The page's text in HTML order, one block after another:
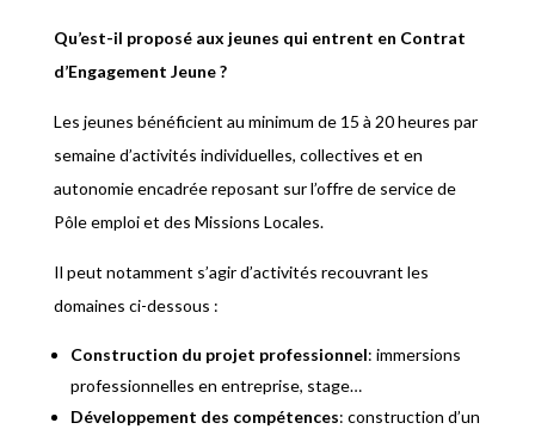
Qu’est-il proposé aux jeunes qui entrent en Contrat
d’Engagement Jeune ?
Les jeunes bénéficient au minimum de 15 à 20 heures par
semaine d’activités individuelles, collectives et en
autonomie encadrée reposant sur l’offre de service de
Pôle emploi et des Missions Locales.
Il peut notamment s’agir d’activités recouvrant les
domaines ci-dessous :
Construction du projet professionnel: immersions
professionnelles en entreprise, stage…
Développement des compétences: construction d’un